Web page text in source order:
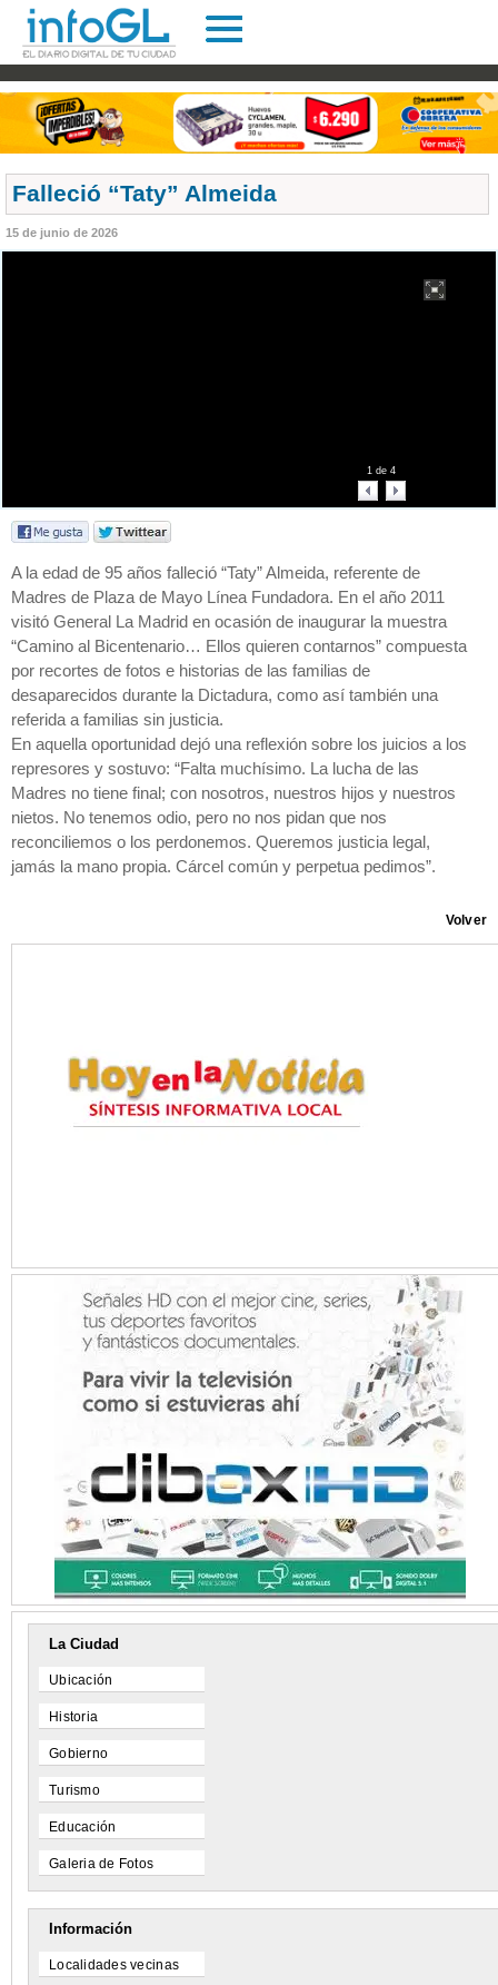
Falleció “Taty” Almeida
15 de junio de 2026
1de 4
A la edad de 95 años falleció “Taty” Almeida, referente de
Madres de Plaza de Mayo Línea Fundadora. En el año 2011
visitó General La Madrid en ocasión de inaugurar la muestra
“Camino al Bicentenario… Ellos quieren contarnos” compuesta
por recortes de fotos e historias de las familias de
desaparecidos durante la Dictadura, como así también una
referida a familias sin justicia.
En aquella oportunidad dejó una reflexión sobre los juicios a los
represores y sostuvo: “Falta muchísimo. La lucha de las
Madres no tiene final; con nosotros, nuestros hijos y nuestros
nietos. No tenemos odio, pero no nos pidan que nos
reconciliemos o los perdonemos. Queremos justicia legal,
jamás la mano propia. Cárcel común y perpetua pedimos”.
Volver
La Ciudad
Ubicación
Historia
Gobierno
Turismo
Educación
Galeria de Fotos
Información
Localidades vecinas